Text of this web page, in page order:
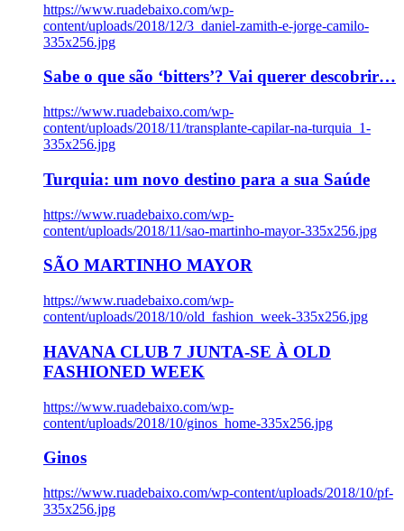
https://www.ruadebaixo.com/wp-
content/uploads/2018/12/3_daniel-zamith-e-jorge-camilo-
335x256.jpg
Sabe o que são ‘bitters’? Vai querer descobrir…
https://www.ruadebaixo.com/wp-
content/uploads/2018/11/transplante-capilar-na-turquia_1-
335x256.jpg
Turquia: um novo destino para a sua Saúde
https://www.ruadebaixo.com/wp-
content/uploads/2018/11/sao-martinho-mayor-335x256.jpg
SÃO MARTINHO MAYOR
https://www.ruadebaixo.com/wp-
content/uploads/2018/10/old_fashion_week-335x256.jpg
HAVANA CLUB 7 JUNTA-SE À OLD
FASHIONED WEEK
https://www.ruadebaixo.com/wp-
content/uploads/2018/10/ginos_home-335x256.jpg
Ginos
https://www.ruadebaixo.com/wp-content/uploads/2018/10/pf-
335x256.jpg